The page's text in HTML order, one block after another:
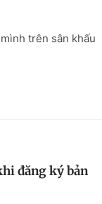
trên sân khấu
đăng ký bản